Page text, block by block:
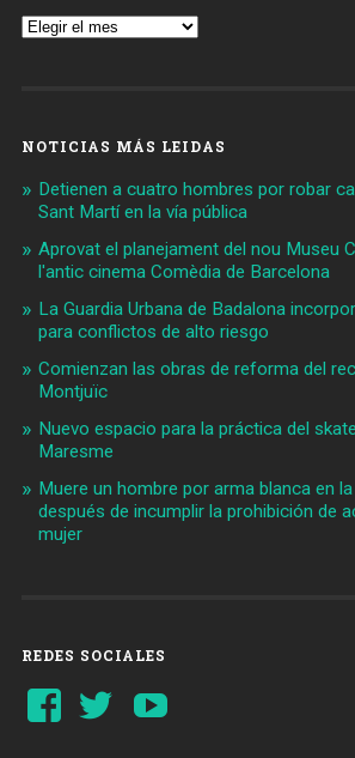
Archivos
NOTICIAS MÁS LEIDAS
Detienen a cuatro hombres por robar
Sant Martí en la vía pública
Aprovat el planejament del nou Museu
l'antic cinema Comèdia de Barcelona
La Guardia Urbana de Badalona
para conflictos de alto riesgo
Comienzan las obras de reforma del
Montjuïc
Nuevo espacio para la práctica del
Maresme
Muere un hombre por arma blanca en
después de incumplir la prohibición de
mujer
REDES SOCIALES
Ver
perfil
Ver
perfil